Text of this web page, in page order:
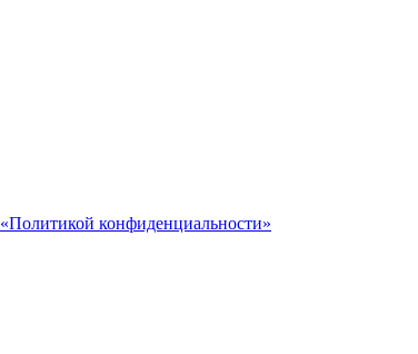
«Политикой конфиденциальности»